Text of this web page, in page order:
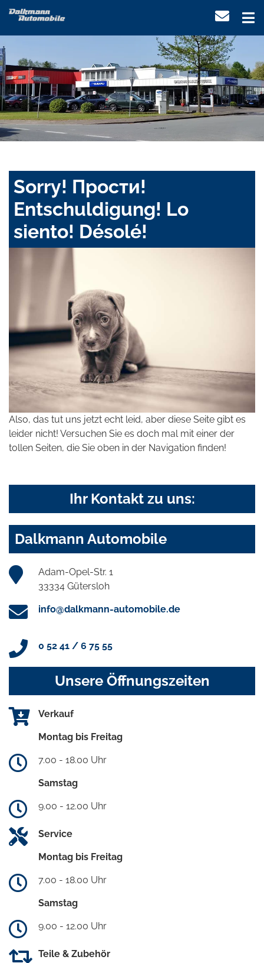
Sorry! Прости!
Entschuldigung! Lo
siento! Désolé!
Also, das tut uns jetzt echt leid, aber diese Seite gibt es
leider nicht! Versuchen Sie es doch mal mit einer der
tollen Seiten, die Sie oben in der Navigation finden!
Ihr Kontakt zu uns:
Dalkmann Automobile
Adam-Opel-Str. 1
33334 Gütersloh
info@dalkmann-automobile.de
0 52 41 / 6 75 55
Unsere Öffnungszeiten
Verkauf
Montag bis Freitag
7.00 - 18.00 Uhr
Samstag
9.00 - 12.00 Uhr
Service
Montag bis Freitag
7.00 - 18.00 Uhr
Samstag
9.00 - 12.00 Uhr
Teile & Zubehör